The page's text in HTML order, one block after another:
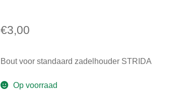
€3,00
Bout voor standaard zadelhouder STRIDA
Op voorraad